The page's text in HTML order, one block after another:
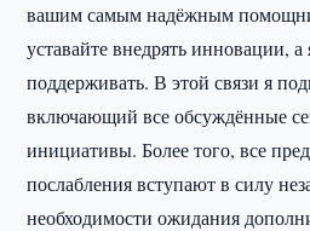
вашим самым надёжным
уставайте внедрять инновации, а
поддерживать. В этой связи я
включающий все обсуждённые
инициативы. Более того, все
послабления вступают в силу
необходимости ожидания